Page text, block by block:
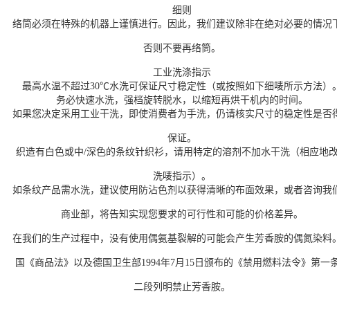
细则
络筒必须在特殊的机器上谨慎进行。因此，我们建议除非在绝对必要的情况
否则不要再络筒。
工业洗涤指示
最高水温不超过30℃水洗可保证尺寸稳定性（或按照如下细唛所示方法）。
务必快速水洗，强档旋转脱水，以缩短再烘干机内的时间。
如果您决定采用工业干洗，即使消费者为手洗，仍请核实尺寸的稳定性是否
保证。
织造有白色或中/深色的条纹针织衫，请用特定的溶剂不加水干洗（相应地
洗唛指示）。
如条纹产品需水洗，建议使用防沾色剂以获得清晰的布面效果，或者咨询我
商业部，将告知实现您要求的可行性和可能的价格差异。
在我们的生产过程中，没有使用偶氨基裂解的可能会产生芳香胺的偶氮染料
国《商品法》以及德国卫生部1994年7月15日颁布的《禁用燃料法令》第一
二段列明禁止芳香胺。